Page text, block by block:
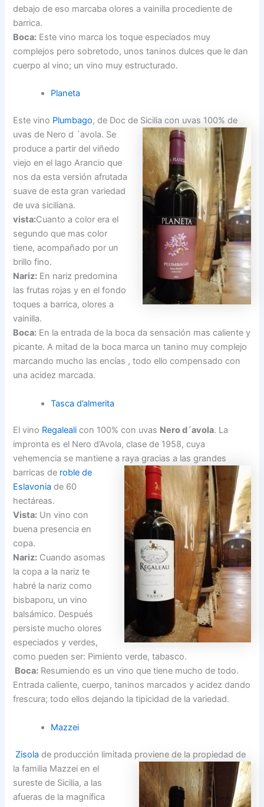
debajo de eso marcaba olores a vainilla procediente de
barrica.
Boca: Este vino marca los toque especiados muy
complejos pero sobretodo, unos taninos dulces que le dan
cuerpo al vino; un vino muy estructurado.
Planeta
Este vino Plumbago, de Doc de Sicilia con uvas 100% de
uvas de Nero d ´avola. Se
produce a partir del viñedo
viejo en el lago Arancio que
nos da esta versión afrutada
suave de esta gran variedad
de uva siciliana.
vista:Cuanto a color era el
segundo que mas color
tiene, acompañado por un
brillo fino.
Nariz: En nariz predomina
las frutas rojas y en el fondo
toques a barrica, olores a
vainilla.
Boca: En la entrada de la boca da sensación mas caliente y
picante. A mitad de la boca marca un tanino muy complejo
marcando mucho las encías , todo ello compensado con
una acidez marcada.
Tasca d’almerita
El vino Regaleali con 100% con uvas Nero d´avola. La
impronta es el Nero d’Avola, clase de 1958, cuya
vehemencia se mantiene a raya gracias a las grandes
barricas de roble de
Eslavonia de 60
hectáreas.
Vista: Un vino con
buena presencia en
copa.
Nariz: Cuando asomas
la copa a la nariz te
habré la nariz como
bisbaporu, un vino
balsámico. Después
persiste mucho olores
especiados y verdes,
como pueden ser: Pimiento verde, tabasco.
Boca: Resumiendo es un vino que tiene mucho de todo.
Entrada caliente, cuerpo, taninos marcados y acidez dando
frescura; todo ellos dejando la tipicidad de la variedad.
Mazzei
Zisola de producción limitada proviene de la propiedad de
la familia Mazzei en el
sureste de Sicilia, a las
afueras de la magnífica